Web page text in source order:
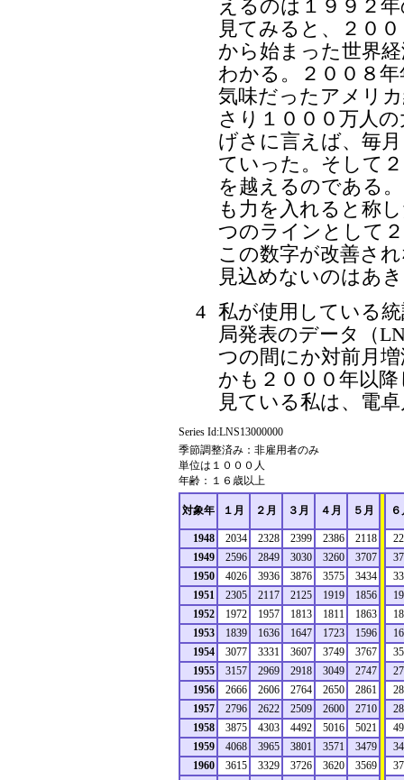
えるのは１９９２
見てみると、２０
から始まった世界
わかる。２００８
気味だったアメリ
さり１０００万人
げさに言えば、毎
ていった。そして
を越えるのである
も力を入れると称
つのラインとして
この数字が改善さ
見込めないのはあ
4 私が使用している
局発表のデータ（
つの間にか対前月
かも２０００年以
見ている私は、電
Series Id:LNS13000000
季節調整済み：非雇用者のみ
単位は１０００人
年齢：１６歳以上
対象年 １月 ２月 ３月 ４月 ５月
1948 2034 2328 2399 2386 2118
1949
2596 2849 3030 3260 3707
1950
4026 3936 3876 3575 3434
1951
2305 2117 2125 1919 1856
1952
1972 1957 1813 1811 1863
1953
1839 1636 1647 1723 1596
1954
3077 3331 3607 3749 3767
1955
3157 2969 2918 3049 2747
1956
2666 2606 2764 2650 2861
1957
2796 2622 2509 2600 2710
1958
3875 4303 4492 5016 5021
1959
4068 3965 3801 3571 3479
1960
3615 3329 3726 3620 3569